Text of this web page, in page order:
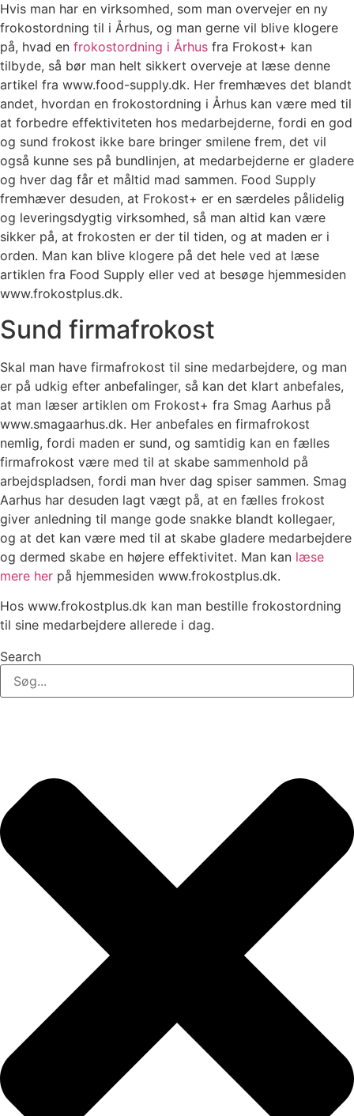
Hvis man har en virksomhed, som man overvejer en ny
frokostordning til i Århus, og man gerne vil blive klogere
på, hvad en frokostordning i Århus fra Frokost+ kan
tilbyde, så bør man helt sikkert overveje at læse denne
artikel fra www.food-supply.dk. Her fremhæves det blandt
andet, hvordan en frokostordning i Århus kan være med til
at forbedre effektiviteten hos medarbejderne, fordi en god
og sund frokost ikke bare bringer smilene frem, det vil
også kunne ses på bundlinjen, at medarbejderne er gladere
og hver dag får et måltid mad sammen. Food Supply
fremhæver desuden, at Frokost+ er en særdeles pålidelig
og leveringsdygtig virksomhed, så man altid kan være
sikker på, at frokosten er der til tiden, og at maden er i
orden. Man kan blive klogere på det hele ved at læse
artiklen fra Food Supply eller ved at besøge hjemmesiden
www.frokostplus.dk.
Sund firmafrokost
Skal man have firmafrokost til sine medarbejdere, og man
er på udkig efter anbefalinger, så kan det klart anbefales,
at man læser artiklen om Frokost+ fra Smag Aarhus på
www.smagaarhus.dk. Her anbefales en firmafrokost
nemlig, fordi maden er sund, og samtidig kan en fælles
firmafrokost være med til at skabe sammenhold på
arbejdspladsen, fordi man hver dag spiser sammen. Smag
Aarhus har desuden lagt vægt på, at en fælles frokost
giver anledning til mange gode snakke blandt kollegaer,
og at det kan være med til at skabe gladere medarbejdere
og dermed skabe en højere effektivitet. Man kan læse
mere her på hjemmesiden www.frokostplus.dk.
Hos www.frokostplus.dk kan man bestille frokostordning
til sine medarbejdere allerede i dag.
Search